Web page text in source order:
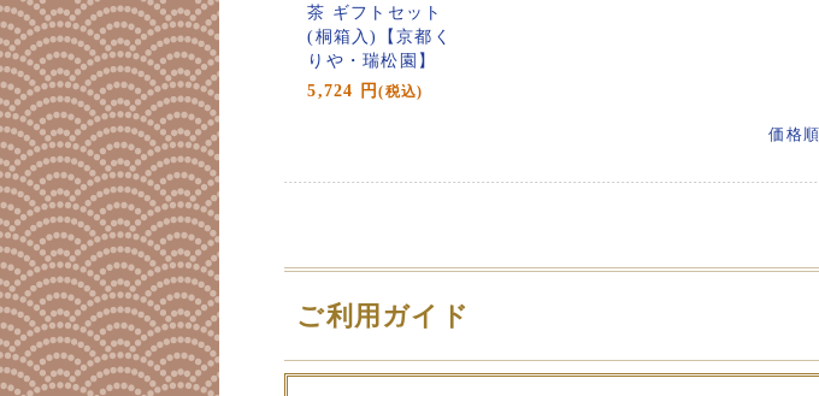
茶 ギフトセット
(桐箱入)【京都く
りや・瑞松園】
5,724
円(税込)
価格順
ご利用ガイド